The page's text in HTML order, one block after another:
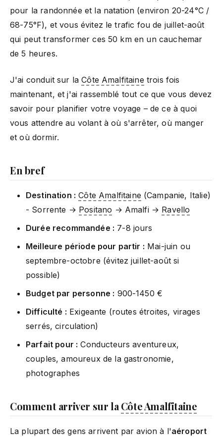
pour la randonnée et la natation (environ 20-24°C /
68-75°F), et vous évitez le trafic fou de juillet-août
qui peut transformer ces 50 km en un cauchemar
de 5 heures.
J'ai conduit sur laCôte Amalfitaine trois fois
maintenant, et j'ai rassemblé tout ce que vous devez
savoir pour planifier votre voyage – de ce à quoi
vous attendre au volant à où s'arrêter, où manger
et où dormir.
En bref
Destination : Côte Amalfitaine (Campanie, Italie)
- Sorrente → Positano → Amalfi → Ravello
Durée recommandée : 7-8 jours
Meilleure période pour partir : Mai-juin ou
septembre-octobre (évitez juillet-août si
possible)
Budget par personne : 900-1450 €
Difficulté : Exigeante (routes étroites, virages
serrés, circulation)
Parfait pour : Conducteurs aventureux,
couples, amoureux de la gastronomie,
photographes
Comment arriver sur la Côte Amalfitaine
La plupart des gens arrivent par avion à l'aéroport